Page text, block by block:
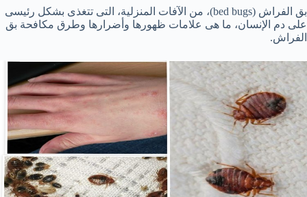
بق الفراش (bed bugs)، من الآفات المنزلية، التى تتغذى بشكل رئيسى
على دم الإنسان، ما هى علامات ظهورها وأضرارها وطرق مكافحة بق
الفراش.